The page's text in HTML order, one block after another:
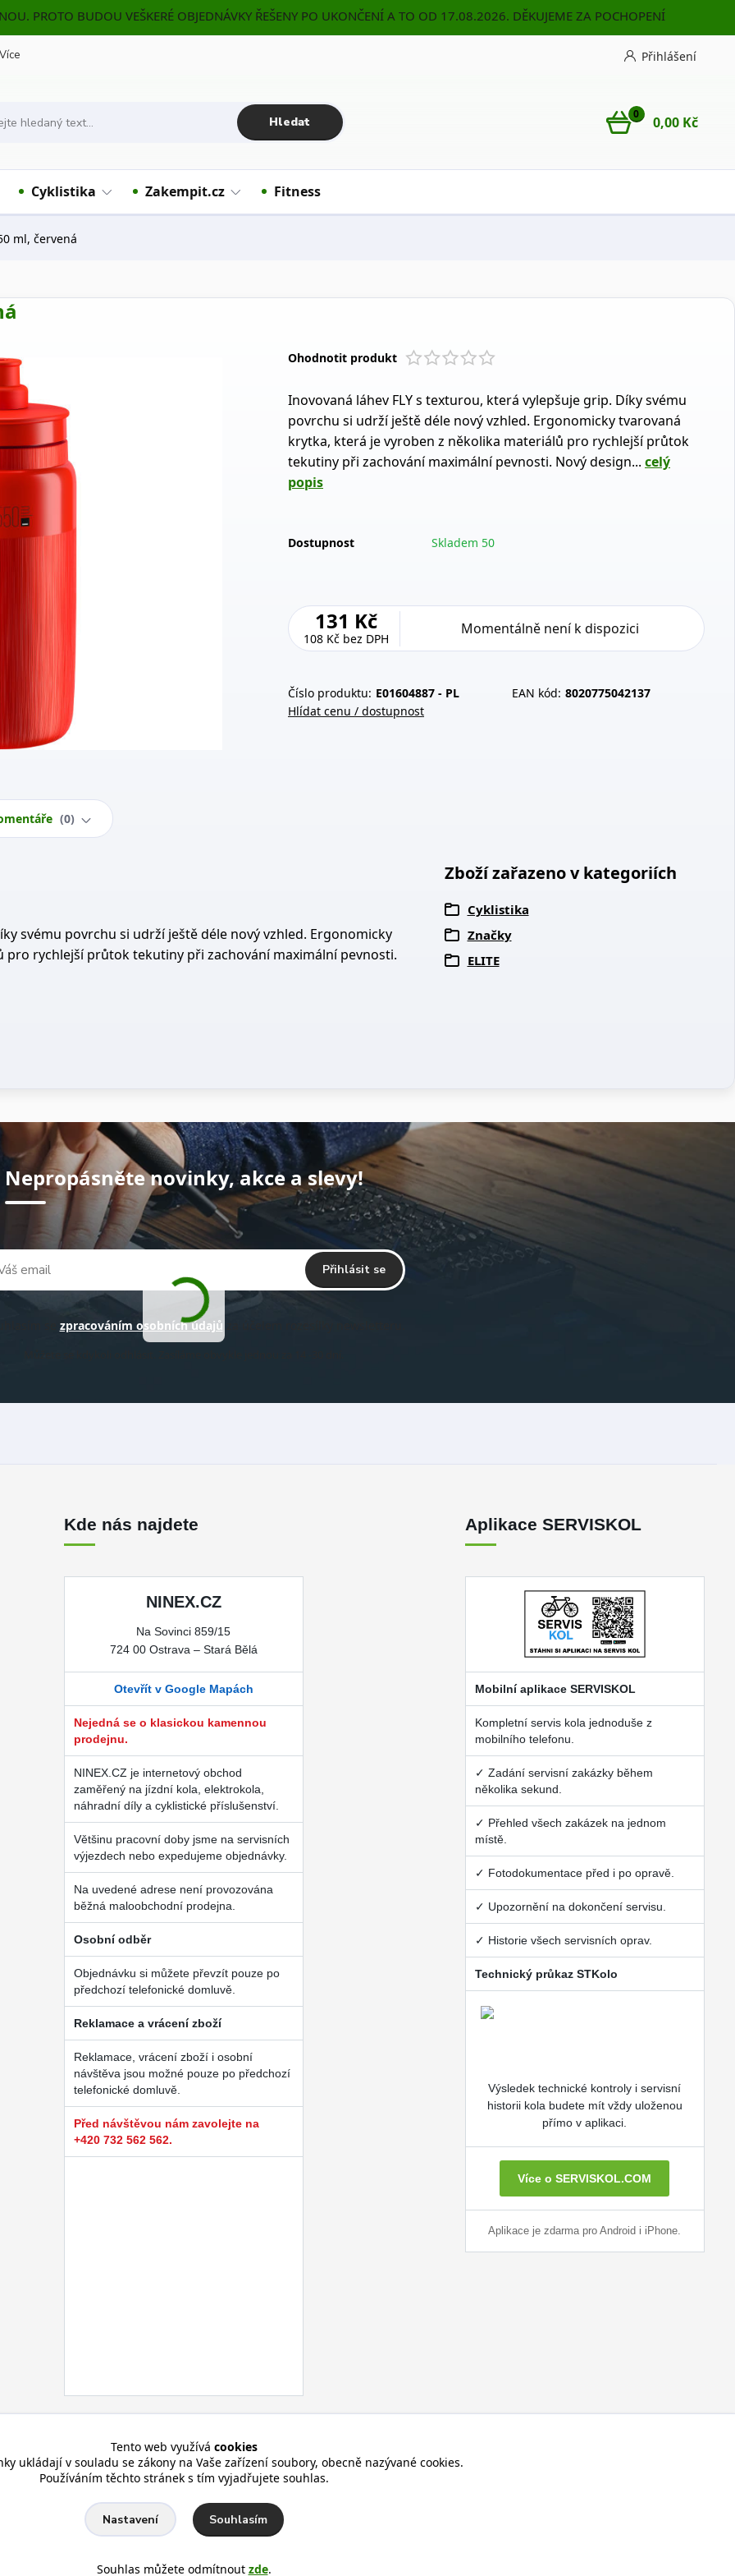
PROTO BUDOU VEŠKERÉ OBJEDNÁVKY ŘEŠENY PO UKONČENÍ A TO OD 17.08.2026. DĚKUJEME ZA POCHOPENÍ
Více Přihlášení
Hledat
0 0,00 Kč
Cyklistika Zakempit.cz Fitness
ml, červená
Ohodnotit produkt
Inovovaná láhev FLY s texturou, která vylepšuje grip. Díky svému
povrchu si udrží ještě déle nový vzhled. Ergonomicky tvarovaná
krytka, která je vyroben z několika materiálů pro rychlejší průtok
tekutiny při zachování maximální pevnosti. Nový design... celý
popis
Dostupnost Skladem 50
131 Kč
108 Kč bez DPH
Momentálně není k dispozici
Číslo produktu: E01604887 - PL EAN kód: 8020775042137
Hlídat cenu / dostupnost
0
svému povrchu si udrží ještě déle nový vzhled. Ergonomicky
rychlejší průtok tekutiny při zachování maximální pevnosti.
Zboží zařazeno v kategoriích
Cyklistika
Značky
ELITE
Nepropásněte novinky, akce a slevy!
Přihlásit se
zpracováním osobních údajů
Kde nás najdete
NINEX.CZ
Na Sovinci 859/15
724 00 Ostrava – Stará Bělá
Otevřít v Google Mapách
Nejedná se o klasickou kamennou
prodejnu.
NINEX.CZ je internetový obchod
zaměřený na jízdní kola, elektrokola,
náhradní díly a cyklistické příslušenství.
Většinu pracovní doby jsme na servisních
výjezdech nebo expedujeme objednávky.
Na uvedené adrese není provozována
běžná maloobchodní prodejna.
Osobní odběr
Objednávku si můžete převzít pouze po
předchozí telefonické domluvě.
Reklamace a vrácení zboží
Reklamace, vrácení zboží i osobní
návštěva jsou možné pouze po předchozí
telefonické domluvě.
Před návštěvou nám zavolejte na
+420 732 562 562.
Aplikace SERVISKOL
Mobilní aplikace SERVISKOL
Kompletní servis kola jednoduše z
mobilního telefonu.
✓ Zadání servisní zakázky během
několika sekund.
✓ Přehled všech zakázek na jednom
místě.
✓ Fotodokumentace před i po opravě.
✓ Upozornění na dokončení servisu.
✓ Historie všech servisních oprav.
Technický průkaz STKolo
Výsledek technické kontroly i servisní
historii kola budete mít vždy uloženou
přímo v aplikaci.
Více o SERVISKOL.COM
Aplikace je zdarma pro Android i iPhone.
Tento web využívá cookies
ukládají v souladu se zákony na Vaše zařízení soubory, obecně nazývané cookies.
Používáním těchto stránek s tím vyjadřujete souhlas.
Nastavení Souhlasím
Souhlas můžete odmítnout zde.